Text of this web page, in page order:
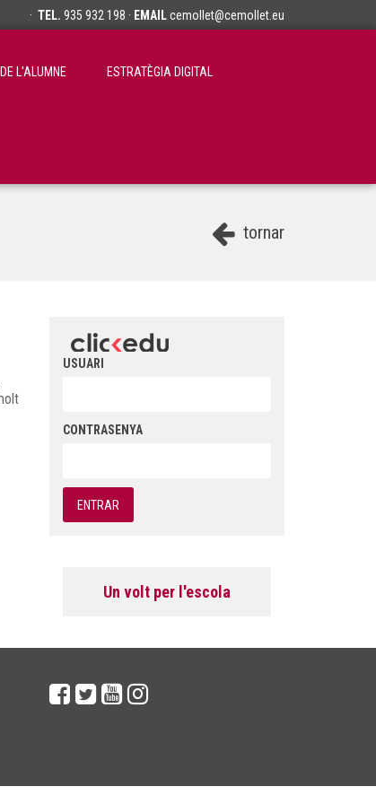
· TEL. 935 932 198 · EMAILcemollet@cemollet.eu
L'ALUMNE ESTRATÈGIA DIGITAL
tornar
USUARI
CONTRASENYA
Un volt per l'escola